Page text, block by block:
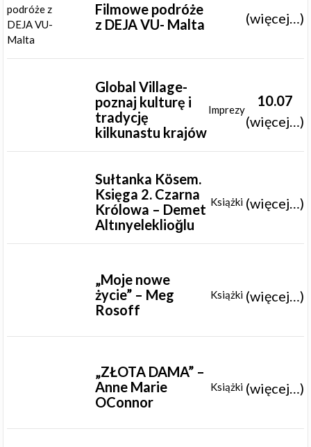
Filmowe podróże
z DEJA VU- Malta
(więcej…)
Global Village-
poznaj kulturę i
tradycję
kilkunastu krajów
Imprezy
10.07
(więcej…)
Sułtanka Kösem.
Księga 2. Czarna
Królowa – Demet
Altınyeleklioğlu
Książki (więcej…)
„Moje nowe
życie” – Meg
Rosoff
Książki (więcej…)
„ZŁOTA DAMA” –
Anne Marie
OConnor
Książki (więcej…)